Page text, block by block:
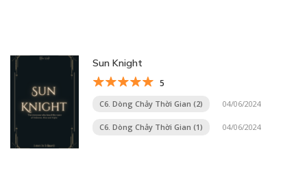
Sun Knight
5
C6. Dòng Chảy Thời Gian (2) 04/06/2024
C6. Dòng Chảy Thời Gian (1) 04/06/2024